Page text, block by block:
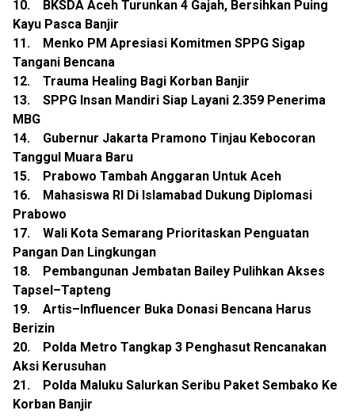
10. BKSDA Aceh Turunkan 4 Gajah, Bersihkan Puing
Kayu Pasca Banjir
11. Menko PM Apresiasi Komitmen SPPG Sigap
Tangani Bencana
12. Trauma Healing Bagi Korban Banjir
13. SPPG Insan Mandiri Siap Layani 2.359 Penerima
MBG
14. Gubernur Jakarta Pramono Tinjau Kebocoran
Tanggul Muara Baru
15. Prabowo Tambah Anggaran Untuk Aceh
16. Mahasiswa RI Di Islamabad Dukung Diplomasi
Prabowo
17. Wali Kota Semarang Prioritaskan Penguatan
Pangan Dan Lingkungan
18. Pembangunan Jembatan Bailey Pulihkan Akses
Tapsel–Tapteng
19. Artis–Influencer Buka Donasi Bencana Harus
Berizin
20. Polda Metro Tangkap 3 Penghasut Rencanakan
Aksi Kerusuhan
21. Polda Maluku Salurkan Seribu Paket Sembako Ke
Korban Banjir